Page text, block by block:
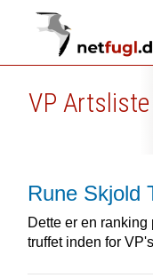
VP
Rune Skjold
Dette er en ranking
truffet inden for